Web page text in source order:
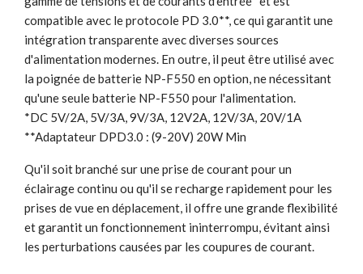
compatible avec le protocole PD 3.0**, ce qui garantit une
intégration transparente avec diverses sources
d'alimentation modernes. En outre, il peut être utilisé avec
la poignée de batterie NP-F550 en option, ne nécessitant
qu'une seule batterie NP-F550 pour l'alimentation.
*DC 5V/2A, 5V/3A, 9V/3A, 12V2A, 12V/3A, 20V/1A
**Adaptateur DPD3.0 : (9-20V) 20W Min
Qu'il soit branché sur une prise de courant pour un
éclairage continu ou qu'il se recharge rapidement pour les
prises de vue en déplacement, il offre une grande flexibilité
et garantit un fonctionnement ininterrompu, évitant ainsi
les perturbations causées par les coupures de courant.